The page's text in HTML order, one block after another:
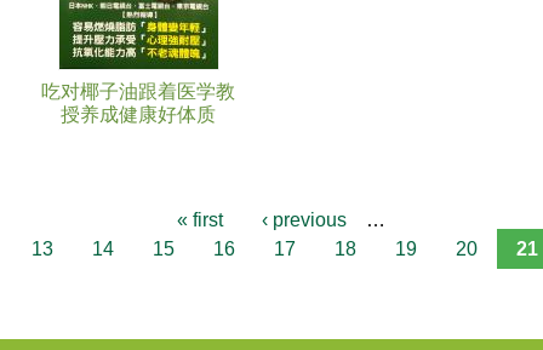
吃对椰子油跟着医学教
授养成健康好体质
« first ‹ previous
…
13
14 15 16 17 18 19 20 21